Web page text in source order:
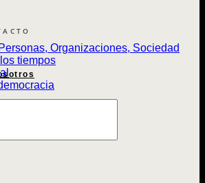
Organizaciones, Sociedad
tiempos